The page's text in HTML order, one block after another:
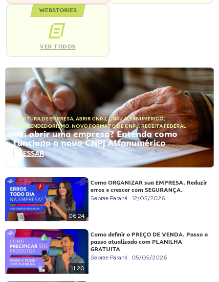
WEBSTORIES
VER TODOS
ABERTURA DE EMPRESA, ABRIR CNPJ,CNPJ ALFANUMÉRICO,
EMPREENDEDORISMO, NOVO FORMATO DE CNPJ,RECEITA FEDERAL
Vai abrir uma empresa? Entenda como
funciona o novo CNPJ Alfanumérico
ACESSAR
06:24
Como ORGANIZAR sua EMPRESA. Reduzir
erros e crescer com SEGURANÇA.
Sebrae Paraná 12/05/2026
11:20
Como definir o PREÇO DE VENDA. Passo a
passo atualizado com PLANILHA
GRATUITA
Sebrae Paraná 05/05/2026